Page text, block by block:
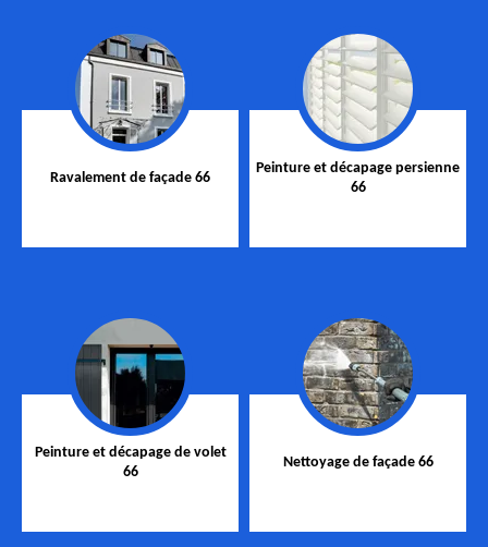
Ravalement de façade 66
Peinture et décapage persienne
66
Peinture et décapage de volet
66
Nettoyage de façade 66